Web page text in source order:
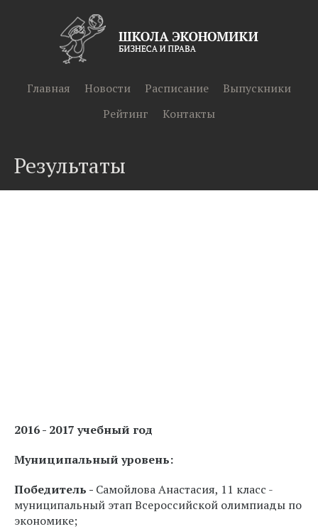
Главная Новости Расписание
Выпускники
Рейтинг
Контакты
Результаты
2016 - 2017 учебный год
Муниципальный уровень:
Победитель - Самойлова Анастасия, 11 класс -
муниципальный этап Всероссийской олимпиады по
экономике;